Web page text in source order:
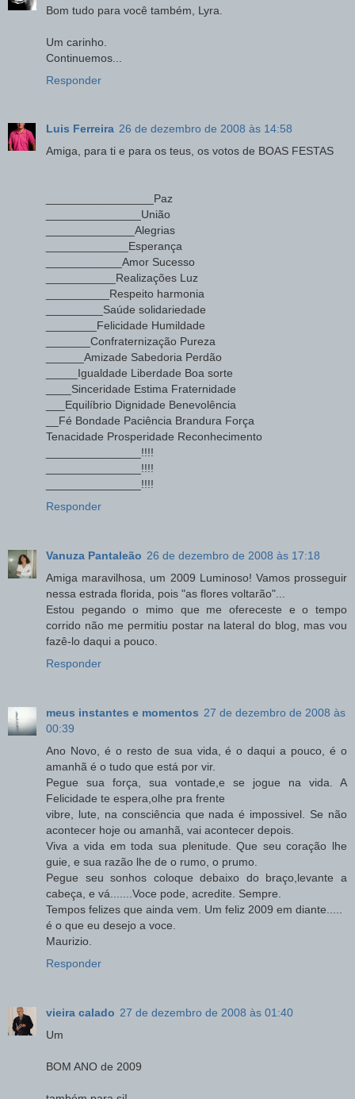
Bom tudo para você também, Lyra.
Um carinho.
Continuemos...
Responder
Luis Ferreira 26 de dezembro de 2008 às 14:58
Amiga, para ti e para os teus, os votos de BOAS FESTAS
_________________Paz
_______________União
______________Alegrias
_____________Esperança
____________Amor Sucesso
___________Realizações Luz
__________Respeito harmonia
_________Saúde solidariedade
________Felicidade Humildade
_______Confraternização Pureza
______Amizade Sabedoria Perdão
_____Igualdade Liberdade Boa sorte
____Sinceridade Estima Fraternidade
___Equilíbrio Dignidade Benevolência
__Fé Bondade Paciência Brandura Força
Tenacidade Prosperidade Reconhecimento
_______________!!!!
_______________!!!!
_______________!!!!
Responder
Vanuza Pantaleão 26 de dezembro de 2008 às 17:18
Amiga maravilhosa, um 2009 Luminoso! Vamos prosseguir
nessa estrada florida, pois "as flores voltarão"...
Estou pegando o mimo que me ofereceste e o tempo
corrido não me permitiu postar na lateral do blog, mas vou
fazê-lo daqui a pouco.
Responder
meus instantes e momentos 27 de dezembro de 2008 às
00:39
Ano Novo, é o resto de sua vida, é o daqui a pouco, é o
amanhã é o tudo que está por vir.
Pegue sua força, sua vontade,e se jogue na vida. A
Felicidade te espera,olhe pra frente
vibre, lute, na consciência que nada é impossivel. Se não
acontecer hoje ou amanhã, vai acontecer depois.
Viva a vida em toda sua plenitude. Que seu coração lhe
guie, e sua razão lhe de o rumo, o prumo.
Pegue seu sonhos coloque debaixo do braço,levante a
cabeça, e vá.......Voce pode, acredite. Sempre.
Tempos felizes que ainda vem. Um feliz 2009 em diante.....
é o que eu desejo a voce.
Maurizio.
Responder
vieira calado 27 de dezembro de 2008 às 01:40
Um
BOM ANO de 2009